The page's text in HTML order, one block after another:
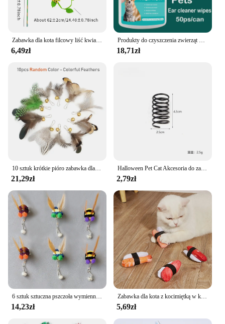
6,49zł 18,71zł
21,29zł
Halloween Pet Cat Akcesoria do zabawek Wełniany kwiat Bęben Dzwonek Dynia Piłka Wiosna Kot Interaktywna zabawka
2,79zł
14,23zł
Zabawka dla kota z kocimiętką w kształcie sushi
5,69zł